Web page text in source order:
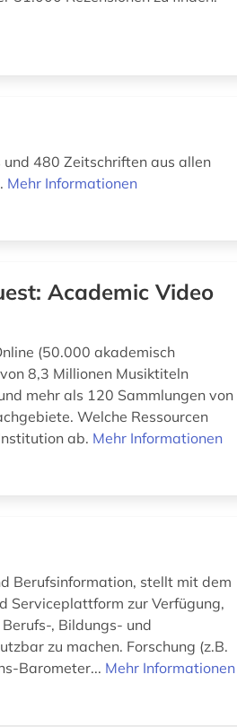
480 Zeitschriften aus allen
Mehr Informationen
Academic Video
(50.000 akademisch
8,3 Millionen Musiktiteln
mehr als 120 Sammlungen von
Welche Ressourcen
ab. Mehr Informationen
Berufsinformation, stellt mit dem
Serviceplattform zur Verfügung,
, Bildungs- und
zu machen. Forschung (z.B.
Barometer... Mehr Informationen